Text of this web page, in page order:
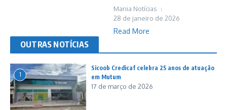
Mania Notícias
28 de janeiro de 2026
Read More
OUTRAS NOTÍCIAS
1
Sicoob Credicaf celebra 25 anos de atuação
em Mutum
17 de março de 2026